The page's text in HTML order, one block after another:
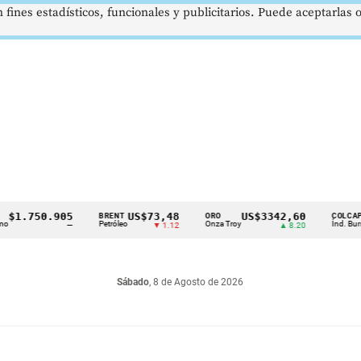
BRENT
Petróleo
US$73,48
▼ 1.12 Onza Troy
US$3342,60
▲ 8.20
COLCAP
Índ. Bursátil
Sábado, 8 de Agosto de 2026
estadísticos, funcionales y publicitarios. Puede aceptarlas